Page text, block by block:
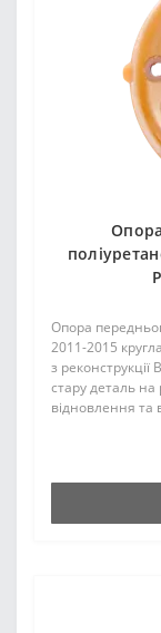
Опора
2011-2015
з
стару деталь
відновлення та